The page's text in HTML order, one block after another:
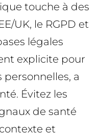
touche à des
UK, le RGPD et
légales
explicite pour
a
Évitez les
de santé
et